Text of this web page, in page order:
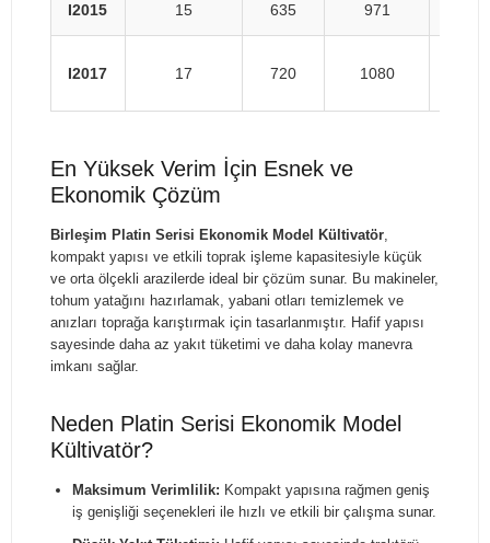
I2015 15 635 971
I2017 17 720 1080
En Yüksek Verim İçin Esnek ve
Ekonomik Çözüm
Birleşim Platin Serisi Ekonomik Model Kültivatör,
kompakt yapısı ve etkili toprak işleme kapasitesiyle küçük
ve orta ölçekli arazilerde ideal bir çözüm sunar. Bu makineler,
tohum yatağını hazırlamak, yabani otları temizlemek ve
anızları toprağa karıştırmak için tasarlanmıştır. Hafif yapısı
sayesinde daha az yakıt tüketimi ve daha kolay manevra
imkanı sağlar.
Neden Platin Serisi Ekonomik Model
Kültivatör?
Maksimum Verimlilik: Kompakt yapısına rağmen geniş
iş genişliği seçenekleri ile hızlı ve etkili bir çalışma sunar.